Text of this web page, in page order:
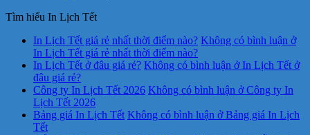
Tìm hiểu In Lịch Tết
In Lịch Tết giá rẻ nhất thời điểm nào? Không có bình luận ở
In Lịch Tết giá rẻ nhất thời điểm nào?
In Lịch Tết ở đâu giá rẻ? Không có bình luận ở In Lịch Tết ở
đâu giá rẻ?
Công ty In Lịch Tết 2026 Không có bình luận ở Công ty In
Lịch Tết 2026
Bảng giá In Lịch Tết Không có bình luận ở Bảng giá In Lịch
Tết